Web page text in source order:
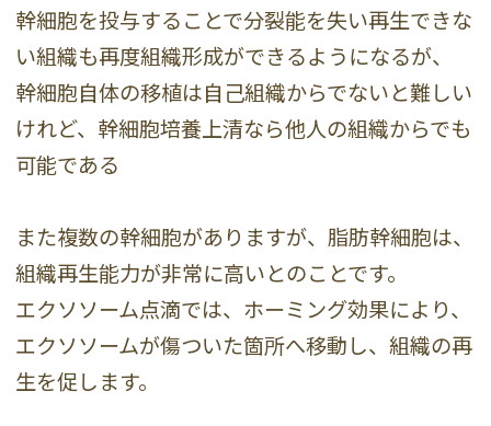
幹細胞を投与することで分裂能を失い再生できな
い組織も再度組織形成ができるようになるが、
幹細胞自体の移植は自己組織からでないと難しい
けれど、幹細胞培養上清なら他人の組織からでも
可能である
また複数の幹細胞がありますが、脂肪幹細胞は、
組織再生能力が非常に高いとのことです。
エクソソーム点滴では、ホーミング効果により、
エクソソームが傷ついた箇所へ移動し、組織の再
生を促します。